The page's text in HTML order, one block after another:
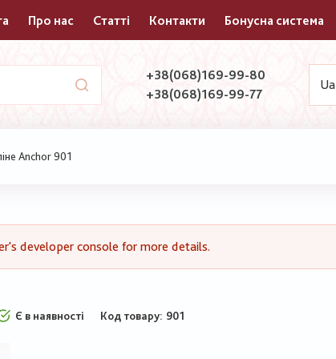
Про нас Статті Контакти Бонусна система
+38(068)169-99-80
+38(068)169-99-77
Ua
Anchor 901
developer console for more details.
Є в наявності Код товару 901